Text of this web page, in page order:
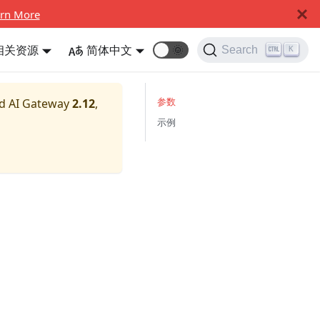
More
关资源 简体中文 🌞 Search K
AI Gateway2.12,
参数
示例